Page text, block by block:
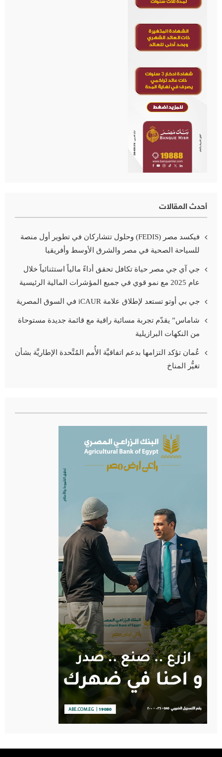
أحدث المقالات
فيكسد مصر (FEDIS) وحلول تتشاركان في تطوير أول منصة
للسياحة الصحية في مصر والشرق الأوسط وأفريقيا
جي آي جي مصر حياة تكافل تحقق أداءً مالياً استثنائياً خلال
عام 2025 مع نمو قوي في جميع المؤشرات المالية الرئيسية
جي بي أوتو تستعد لإطلاق علامة iCAUR في السوق المصرية
شاماس” يقدّم تجربة مسائية راقية مع قائمة جديدة مستوحاة
من النكهات البرازيلية
عُمان تؤكد التزامها بدعم اتفاقيَّة الأُمم المُتَّحدة الإطاريَّة بشأن
تغيُّر المناخ